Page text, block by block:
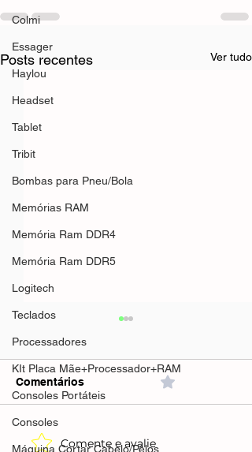
Colmi
Essager
Haylou
Headset
Tablet
Tribit
Bombas para Pneu/Bola
Memórias RAM
Memória Ram DDR4
Memória Ram DDR5
Logitech
Teclados
Processadores
KIt Placa Mãe+Processador+RAM
Consoles Portáteis
Consoles
Máquina Cortar Cabelo/Pêlos
Posts recentes Ver tudo
TV Box V11 Conversor
Comentários
Comente e avalie